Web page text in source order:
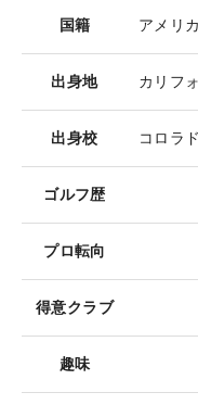
国籍 アメリ
出身地 カリフ
出身校 コロラ
ゴルフ歴
プロ転向
得意クラブ
趣味